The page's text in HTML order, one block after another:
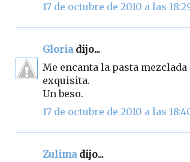
17 de octubre de 2010 a las
Gloriadijo...
Me encanta la pasta
exquisita.
Un beso.
17 de octubre de 2010 a las
Zulimadijo...